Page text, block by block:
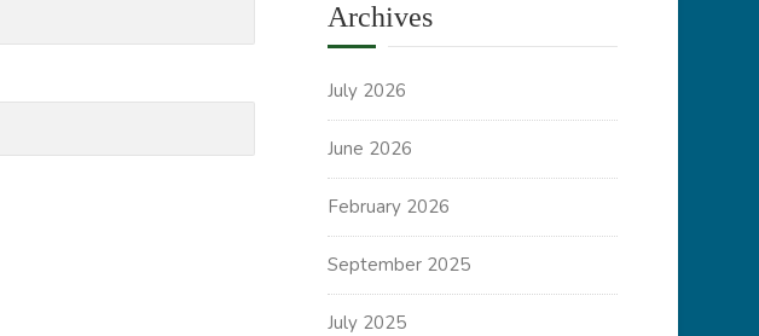
Archives
July 2026
June 2026
February 2026
September 2025
July 2025